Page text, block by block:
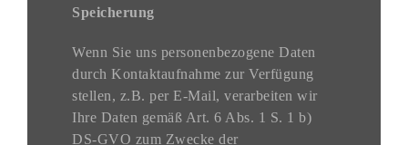
Speicherung
Wenn Sie uns personenbezogene Daten
durch Kontaktaufnahme zur Verfügung
stellen, z.B. per E-Mail, verarbeiten wir
Ihre Daten gemäß Art. 6 Abs. 1 S. 1 b)
DS-GVO zum Zwecke der